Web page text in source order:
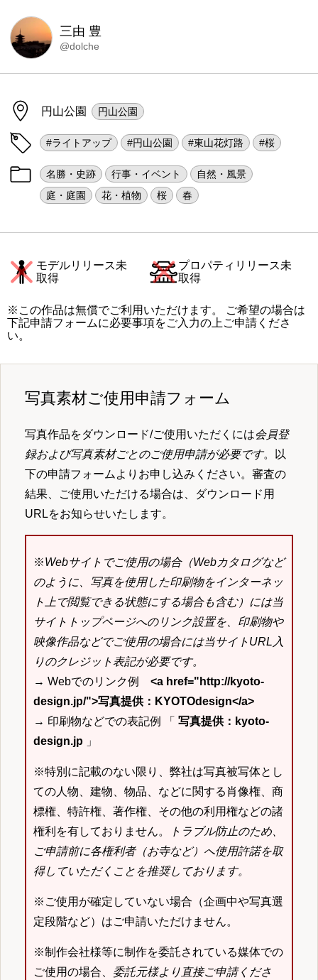
三由 豊
@dolche
円山公園 円山公園
#ライトアップ #円山公園 #東山花灯路 #桜
名勝・史跡 行事・イベント
自然・風景
庭・庭園
花・植物 桜 春
モデルリリース未
取得
プロパティリリース未
取得
※この作品は無償でご利用いただけます。 ご希望の場合は
下記申請フォームに必要事項をご入力の上ご申請くださ
い。
写真素材ご使用申請フォーム
写真作品をダウンロード/ご使用いただくには会員登
録および写真素材ごとのご使用申請が必要です。以
下の申請フォームよりお申し込みください。審査の
結果、ご使用いただける場合は、ダウンロード用
URLをお知らせいたします。
※Webサイトでご使用の場合（Webカタログなど
のように、写真を使用した印刷物をインターネッ
ト上で閲覧できる状態にする場合も含む）には当
サイトトップページへのリンク設置を、印刷物や
映像作品などでご使用の場合には当サイトURL入
りのクレジット表記が必要です。
→ Webでのリンク例 <a href="http://kyoto-
design.jp/">写真提供：KYOTOdesign</a>
→ 印刷物などでの表記例 「 写真提供：kyoto-
design.jp 」
※特別に記載のない限り、弊社は写真被写体とし
ての人物、建物、物品、などに関する肖像権、商
標権、特許権、著作権、その他の利用権などの諸
権利を有しておりません。
トラブル防止のため、
ご申請前に各権利者（お寺など）へ使用許諾を取
得していただくことを推奨しております。
※ご使用が確定していない場合（企画中や写真選
定段階など）はご申請いただけません。
※制作会社様等に制作を委託されている媒体での
ご使用の場合、 委託元様より直接ご申請くださ